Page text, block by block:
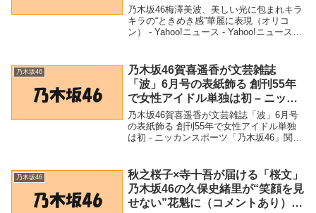
ース – Yahoo!ニュース
乃木坂46梅澤美波、美しい光に包まれキラ
キラの“ときめき感”華麗に表現（オリコ
ン） - Yahoo!ニュース - Yahoo!ニュース
感”華麗に表現（オリコン） ...
乃木坂46
乃木坂46賀喜遥香が文芸雑誌
「波」6月号の表紙飾る 創刊55年
で女性アイドル単独は初 – ニッカ
ンスポーツ
乃木坂46賀喜遥香が文芸雑誌「波」6月号
の表紙飾る 創刊55年で女性アイドル単独
は初 - ニッカンスポーツ「乃木坂46」関連
単独は初 - ニッカンスポーツ 乃木...
乃木坂46
秋之桜子×寺十吾が届ける「桜文」
乃木坂46の久保史緒里が“笑顔を見
せない”花魁に（コメントあり） –